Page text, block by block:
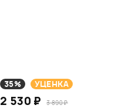
35% УЦЕНКА
2 530 ₽ 3 890 ₽